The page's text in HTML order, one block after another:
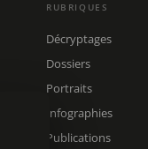
RUBRIQUES
Décryptages
Dossiers
Portraits
Infographies
Publications